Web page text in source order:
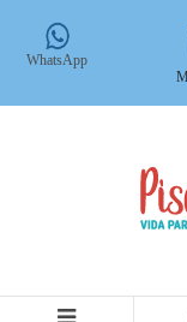
WhatsApp